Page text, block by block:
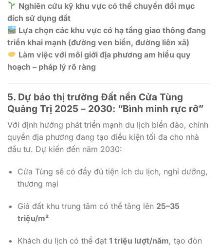
Nghiên cứu kỹ khu vực có thể chuyển đổi mục
đích sử dụng đất
Lựa chọn các khu vực có hạ tầng giao thông đang
triển khai mạnh (đường ven biển, đường liên xã)
Làm việc với môi giới địa phương am hiểu quy
hoạch – pháp lý rõ ràng
5. Dự báo thị trường Đất nền Cửa Tùng
Quảng Trị 2025 – 2030: “Bình minh rực rỡ”
Với định hướng phát triển mạnh du lịch biển đảo, chính
quyền địa phương đang tạo điều kiện tối đa cho nhà
đầu tư. Dự kiến đến năm 2030:
Cửa Tùng sẽ có đầy đủ tiện ích du lịch, nghỉ dưỡng,
thương mại
Giá đất khu trung tâm có thể tăng lên 25–35
triệu/m²
Khách du lịch có thể đạt 1 triệu lượt/năm, tạo đòn